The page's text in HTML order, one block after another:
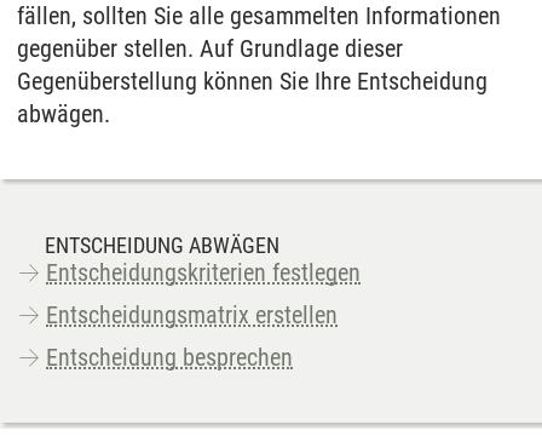
fällen, sollten Sie alle gesammelten Informationen
gegenüber stellen. Auf Grundlage dieser
Gegenüberstellung können Sie Ihre Entscheidung
abwägen.
ENTSCHEIDUNG ABWÄGEN
Entscheidungskriterien festlegen
Entscheidungsmatrix erstellen
Entscheidung besprechen